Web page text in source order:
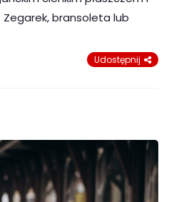
bransoleta lub
Udostępnij